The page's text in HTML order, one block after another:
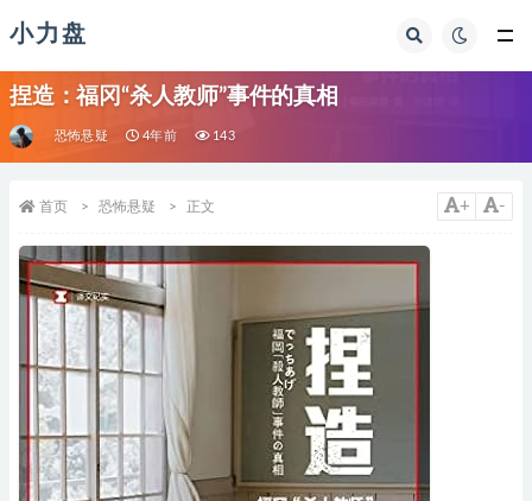
小力盘
捏造：福冈“杀人教师”事件的真相
恐怖悬疑 4年前 143
+ -
首页 恐怖悬疑 正文